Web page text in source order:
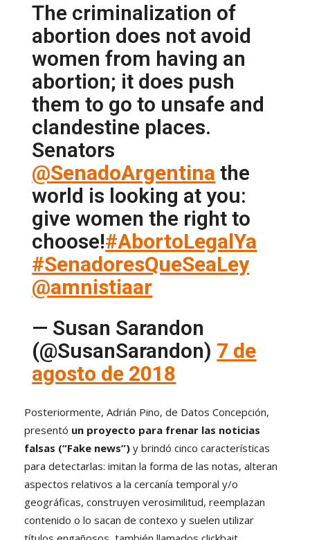
The criminalization of
abortion does not avoid
women from having an
abortion; it does push
them to go to unsafe and
clandestine places.
Senators
@SenadoArgentina the
world is looking at you:
give women the right to
choose!#AbortoLegalYa
#SenadoresQueSeaLey
@amnistiaar
— Susan Sarandon
(@SusanSarandon) 7 de
agosto de 2018
Posteriormente, Adrián Pino, de Datos Concepción,
presentó un proyecto para frenar las noticias
falsas (“Fake news”) y brindó cinco características
para detectarlas: imitan la forma de las notas, alteran
aspectos relativos a la cercanía temporal y/o
geográficas, construyen verosimilitud, reemplazan
contenido o lo sacan de contexo y suelen utilizar